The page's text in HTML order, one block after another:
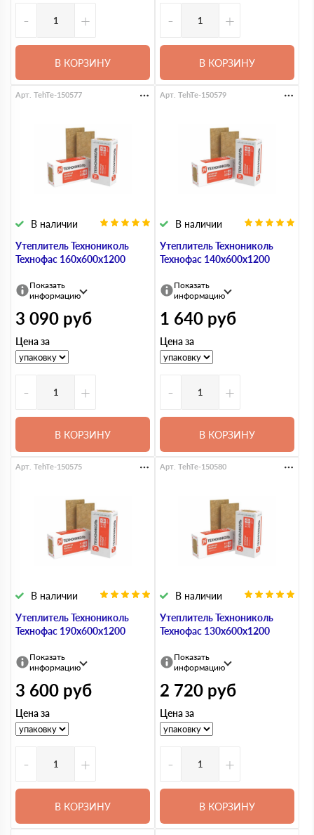
- +
В КОРЗИНУ
- +
В КОРЗИНУ
Утеплитель Технониколь
Технофас 160х600х1200
В наличии
Арт. TehTe-150577
Показать
информацию
3 090 руб
Цена за
- +
В КОРЗИНУ
Утеплитель Технониколь
Технофас 140х600х1200
В наличии
Арт. TehTe-150579
Показать
информацию
1 640 руб
Цена за
- +
В КОРЗИНУ
Утеплитель Технониколь
Технофас 190х600х1200
В наличии
Арт. TehTe-150575
Показать
информацию
3 600 руб
Цена за
- +
В КОРЗИНУ
Утеплитель Технониколь
Технофас 130х600х1200
В наличии
Арт. TehTe-150580
Показать
информацию
2 720 руб
Цена за
- +
В КОРЗИНУ